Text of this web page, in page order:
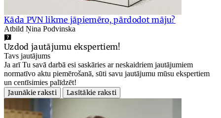
Kāda PVN likme jāpiemēro, pārdodot māju?
Atbild Ņina Podvinska
Uzdod jautājumu ekspertiem!
Tavs jautājums
Ja arī Tu savā darbā esi saskāries ar neskaidriem jautājumiem
normatīvo aktu piemērošanā, sūti savu jautājumu mūsu ekspertiem
un centīsimies palīdzēt!
Jaunākie raksti
Lasītākie raksti